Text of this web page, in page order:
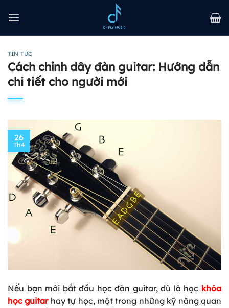
qua
TIN TỨC
Cách chỉnh dây đàn guitar: Hướng dẫn
chi tiết cho người mới
26
Th4
Nếu bạn mới bắt đầu học đàn guitar, dù là học khóa
học guitarhay tự học, một trong những kỹ năng quan